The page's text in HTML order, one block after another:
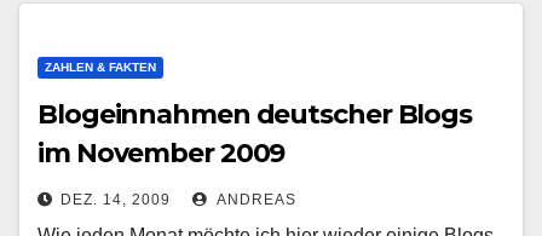
ZAHLEN & FAKTEN
Blogeinnahmen deutscher Blogs
im November 2009
DEZ. 14, 2009 ANDREAS